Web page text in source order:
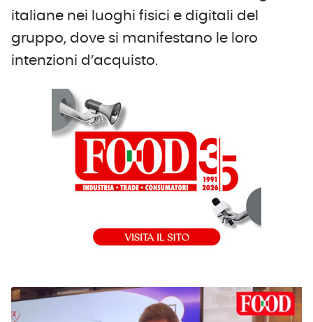
italiane nei luoghi fisici e digitali del
gruppo, dove si manifestano le loro
intenzioni d’acquisto.